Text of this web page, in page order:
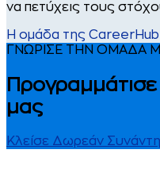
να πετύχεις τους
Η ομάδα της CareerHub
ΓΝΩΡΙΣΕ ΤΗΝ ΟΜΑΔΑ
Προγραμμάτισε
μας
Κλείσε Δωρεάν